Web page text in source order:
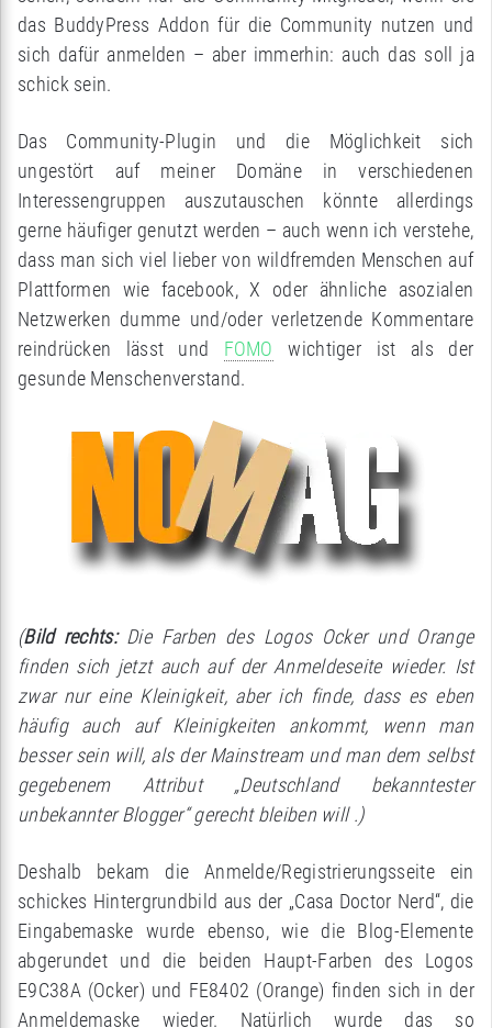
das BuddyPress Addon für die Community nutzen und
sich dafür anmelden – aber immerhin: auch das soll ja
schick sein.
Das Community-Plugin und die Möglichkeit sich
ungestört auf meiner Domäne in verschiedenen
Interessengruppen auszutauschen könnte allerdings
gerne häufiger genutzt werden – auch wenn ich verstehe,
dass man sich viel lieber von wildfremden Menschen auf
Plattformen wie facebook, X oder ähnliche asozialen
Netzwerken dumme und/oder verletzende Kommentare
reindrücken lässt und FOMO wichtiger ist als der
gesunde Menschenverstand.
(Bild rechts: Die Farben des Logos Ocker und Orange
finden sich jetzt auch auf der Anmeldeseite wieder. Ist
zwar nur eine Kleinigkeit, aber ich finde, dass es eben
häufig auch auf Kleinigkeiten ankommt, wenn man
besser sein will, als der Mainstream und man dem selbst
gegebenem Attribut „Deutschland bekanntester
unbekannter Blogger“ gerecht bleiben will .)
Deshalb bekam die Anmelde/Registrierungsseite ein
schickes Hintergrundbild aus der „Casa Doctor Nerd“, die
Eingabemaske wurde ebenso, wie die Blog-Elemente
abgerundet und die beiden Haupt-Farben des Logos
E9C38A (Ocker) und FE8402 (Orange) finden sich in der
Anmeldemaske wieder. Natürlich wurde das so